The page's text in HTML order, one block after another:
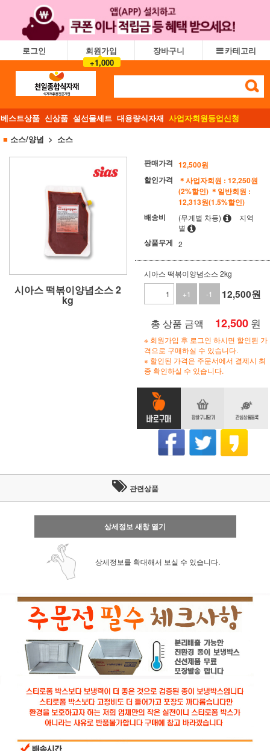
로그인
회원가입
+1,000
장바구니 카테고리
베스트상품 신상품 설선물세트 대용량식자재 사업자회원등업신청
■ 소스/양념 소스
시아스 떡볶이양념소스 2
kg
판매가격 12,500원
할인가격
＊사업자회원 : 12,250원
(2%할인) ＊일반회원 :
12,313원(1.5%할인)
배송비
(무게별 차등)
지역
별
상품무게 2
시아스 떡볶이양념소스 2kg
+1
-1 12,500원
총 상품 금액 12,500 원
※ 회원가입 후 로그인 하시면 할인된 가
격으로 구매하실 수 있습니다.
※ 할인된 가격은 주문서에서 결제시 최
종 확인하실 수 있습니다.
관련상품
상세정보 새창 열기
상세정보를 확대해서 보실 수 있습니다.